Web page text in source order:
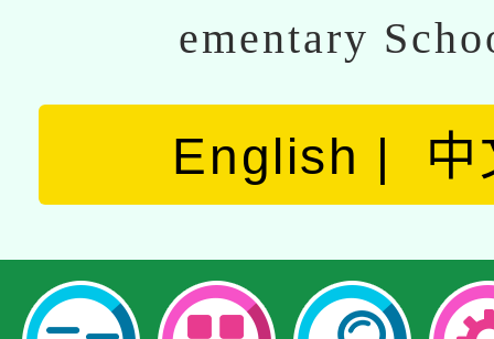
ementary
English 中